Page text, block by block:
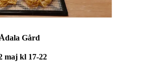
Gård
maj kl 17-22